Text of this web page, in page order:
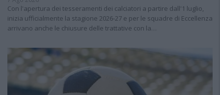
Con l'apertura dei tesseramenti dei calciatori a partire dall'1 luglio,
inizia ufficialmente la stagione 2026-27 e per le squadre di Eccellenza
arrivano anche le chiusure delle trattative con la…